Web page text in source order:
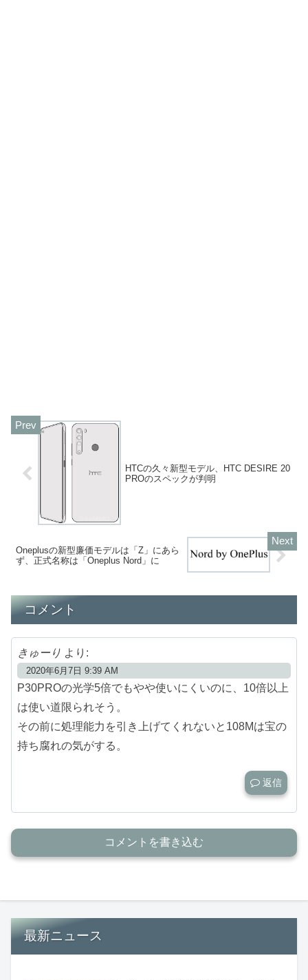
HTCの久々新型モデル、HTC DESIRE 20
PROのスペックが判明
Oneplusの新型廉価モデルは「Z」にあら
ず、正式名称は「Oneplus Nord」に
コメント
きゅーり より:
2020年6月7日 9:39 AM
P30PROの光学5倍でもやや使いにくいのに、10倍以上
は使い道限られそう。
その前に処理能力を引き上げてくれないと108Mは宝の
持ち腐れの気がする。
返信
コメントを書き込む
最新ニュース